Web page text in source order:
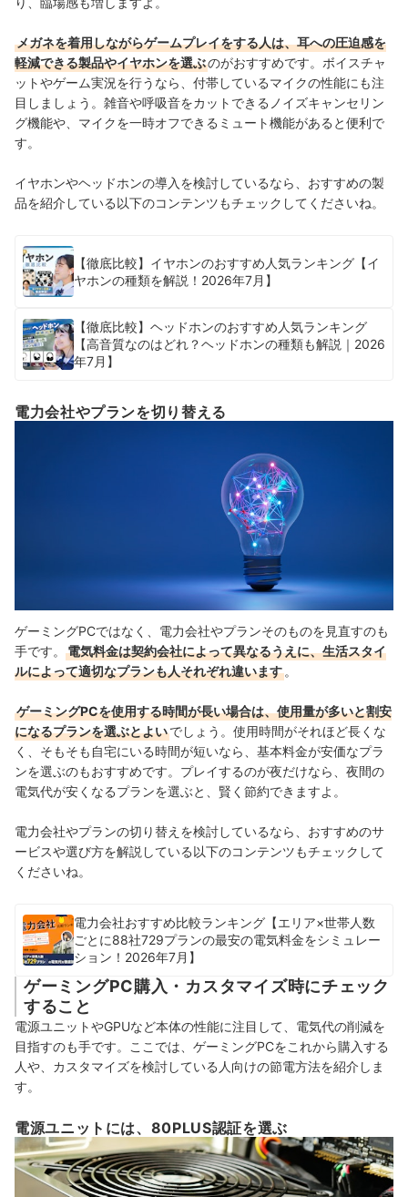
メガネを着用しながらゲームプレイをする人は、耳への圧迫感を
軽減できる製品やイヤホンを選ぶのがおすすめです。ボイスチャ
ットやゲーム実況を行うなら、付帯しているマイクの性能にも注
目しましょう。雑音や呼吸音をカットできるノイズキャンセリン
グ機能や、マイクを一時オフできるミュート機能があると便利で
す。
イヤホンやヘッドホンの導入を検討しているなら、おすすめの製
品を紹介している以下のコンテンツもチェックしてくださいね。
【徹底比較】イヤホンのおすすめ人気ランキング【イ
ヤホンの種類を解説！2026年7月】
【徹底比較】ヘッドホンのおすすめ人気ランキング
【高音質なのはどれ？ヘッドホンの種類も解説｜2026
年7月】
電力会社やプランを切り替える
ゲーミングPCではなく、電力会社やプランそのものを見直すのも
手です。
電気料金は契約会社によって異なるうえに、生活スタイ
ルによって適切なプランも人それぞれ違います 。
ゲーミングPCを使用する時間が長い場合は、使用量が多いと割安
になるプランを選ぶとよいでしょう。使用時間がそれほど長くな
く、そもそも自宅にいる時間が短いなら、基本料金が安価なプラ
ンを選ぶのもおすすめです。プレイするのが夜だけなら、夜間の
電気代が安くなるプランを選ぶと、賢く節約できますよ。
電力会社やプランの切り替えを検討しているなら、おすすめのサ
ービスや選び方を解説している以下のコンテンツもチェックして
くださいね。
電力会社おすすめ比較ランキング【エリア×世帯人数
ごとに88社729プランの最安の電気料金をシミュレー
ション！2026年7月】
ゲーミングPC購入・カスタマイズ時にチェック
すること
電源ユニットやGPUなど本体の性能に注目して、電気代の削減を
目指すのも手です。ここでは、ゲーミングPCをこれから購入する
人や、カスタマイズを検討している人向けの節電方法を紹介しま
す。
電源ユニットには、80PLUS認証を選ぶ